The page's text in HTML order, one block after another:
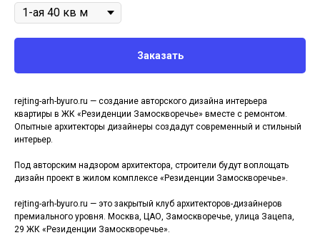
Заказать
rejting-arh-byuro.ru — создание авторского дизайна интерьера
квартиры в ЖК «Резиденции Замоскворечье» вместе с ремонтом.
Опытные архитекторы дизайнеры создадут современный и стильный
интерьер.
Под авторским надзором архитектора, строители будут воплощать
дизайн проект в жилом комплексе «Резиденции Замоскворечье».
rejting-arh-byuro.ru — это закрытый клуб архитекторов-дизайнеров
премиального уровня. Москва, ЦАО, Замоскворечье, улица Зацепа,
29 ЖК «Резиденции Замоскворечье».